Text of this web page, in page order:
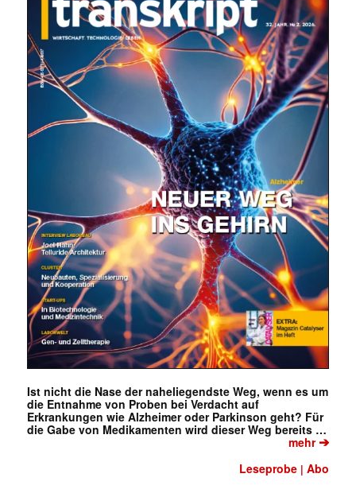
Ist nicht die Nase der naheliegendste Weg, wenn es um
die Entnahme von Proben bei Verdacht auf
Erkrankungen wie Alzheimer oder Parkinson geht? Für
die Gabe von Medikamenten wird dieser Weg bereits …
mehr➔
Leseprobe |Abo